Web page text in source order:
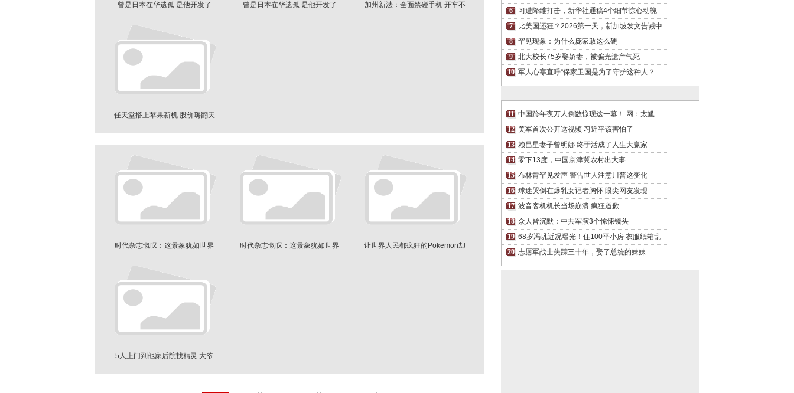
曾是日本在华遗孤 是他开发了
曾是日本在华遗孤 是他开发了
加州新法：全面禁碰手机 开车不
任天堂搭上苹果新机 股价嗨翻天
时代杂志慨叹：这景象犹如世界
时代杂志慨叹：这景象犹如世界
让世界人民都疯狂的Pokemon却
5人上门到他家后院找精灵 大爷
习遭降维打击，新华社通稿4个细节惊心动魄
比美国还狂？2026第一天，新加坡发文告诫中
罕见现象：为什么庞家敢这么硬
北大校长75岁娶娇妻，被骗光遗产气死
军人心寒直呼“保家卫国是为了守护这种人？
中国跨年夜万人倒数惊现这一幕！ 网：太尴
美军首次公开这视频 习近平该害怕了
赖昌星妻子曾明娜 终于活成了人生大赢家
零下13度，中国京津冀农村出大事
布林肯罕见发声 警告世人注意川普这变化
球迷哭倒在爆乳女记者胸怀 眼尖网友发现
波音客机机长当场崩溃 疯狂道歉
众人皆沉默：中共军演3个惊悚镜头
68岁冯巩近况曝光！住100平小房 衣服纸箱乱
志愿军战士失踪三十年，娶了总统的妹妹